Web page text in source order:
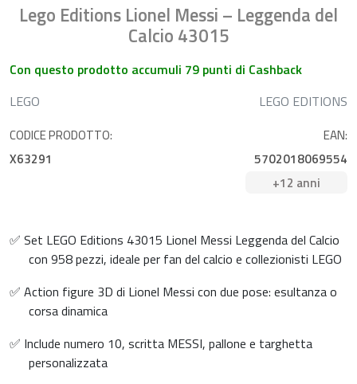
Lego Editions Lionel Messi – Leggenda del
Calcio 43015
Con questo prodotto accumuli 79 punti di Cashback
LEGO
LEGO EDITIONS
CODICE PRODOTTO:
X63291
EAN:
5702018069554
+12 anni
✅ Set LEGO Editions 43015 Lionel Messi Leggenda del Calcio
con 958 pezzi, ideale per fan del calcio e collezionisti LEGO
✅ Action figure 3D di Lionel Messi con due pose: esultanza o
corsa dinamica
✅ Include numero 10, scritta MESSI, pallone e targhetta
personalizzata